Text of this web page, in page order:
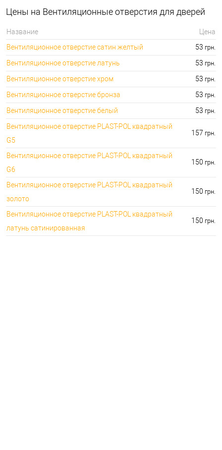
⭐Сейфы:
396000.00 грн.
🔐Домофоны:
⭐Сигнализация AJAX:
🔑 самый дешевый: грн. самый дорогой: грн.
Цены на Вентиляционные отверстия для дверей
Название
Цена
Вентиляционное отверстие сатин желтый
53 грн.
Вентиляционное отверстие латунь 53 грн.
Вентиляционное отверстие хром 53 грн.
Вентиляционное отверстие бронза 53 грн.
Вентиляционное отверстие белый 53 грн.
Вентиляционное отверстие PLAST-POL квадратный
G5
157 грн.
Вентиляционное отверстие PLAST-POL квадратный
G6
150 грн.
Вентиляционное отверстие PLAST-POL квадратный
золото
150 грн.
Вентиляционное отверстие PLAST-POL квадратный
латунь сатинированная
150 грн.